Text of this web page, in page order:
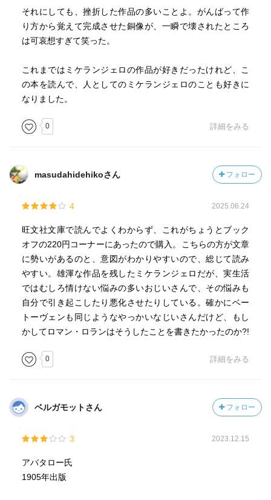
おそらくそれは、芸術というものが生まれ落ちる環境や芸
術家の創作の現実というものをありのままに描くことで、
芸術と人間の間のつながりの本当のかたちを再生したかっ
伴っており、その宗教性と相俟って、我々の日々の生活と
は隔絶したものを受け取ってしまうこともある。
術ではなく、人間としてのミケランジェロがその人生の中
で創作した作品としてそれらを位置づけたかったのではな
我々を励まし、救いの手を差し伸べてくれる存在になる。
がこの世に生まれ存在した時の真実のもとに共に置いてみ
ることで、むしろ両者が支え合い、有益なものになる。ロ
ランはそれを信じていたのではないかと思うし、この作品
はミケランジェロを通してそのことを教えてくれるもので
あると感じた。
それにしても、挫折した作品の多いことよ。がんばって作
り方から覚えて完成させた銅像が、一瞬で壊されたところ
は可哀想すぎて笑った。
これまではミケランジェロの作品が好きだったけれど、こ
の本を読んで、人としてのミケランジェロのことも好きに
なりました。
0 詳細をみる
masudahidehikoさん フォロー
4 2025.06.24
旺文社文庫で読んでよくわからず、これがちょうとブック
オフの220円コーナーにあったので購入。こちらの方が文章
に勢いがあるのと、意図がわかりやすいので、総じて読み
やすい。雄渾な作品を残したミケランジェロだが、実生活
ではむしろ情けない悩みの多いおじいさんで、その悩みも
自分で引き起こしたり悪化させたりしている。確かにベー
トーヴェンも同じようなやっかいなじいさんだけど、もし
かしてロマン・ロランはそうしたことを書きたかったのか?!
0 詳細をみる
ベルガモットさん フォロー
3 2023.12.15
アバタロー氏
1905年出版